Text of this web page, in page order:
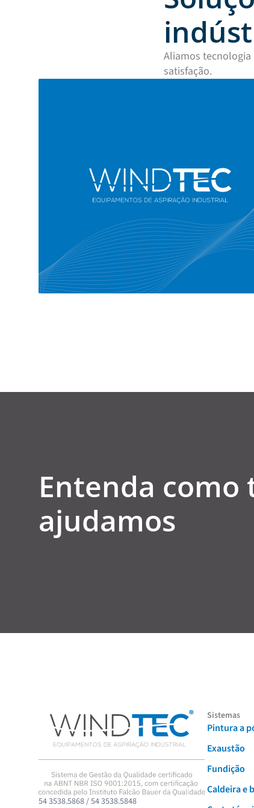
Aliamos
satisfação.
Entenda como
ajudamos
54 3538.5868 / 54 3538.5848
Sistemas
Pintura a
Exaustão
Fundição
Caldeira e